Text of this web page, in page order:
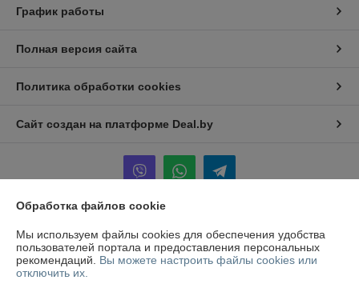
График работы
Полная версия сайта
Политика обработки cookies
Сайт создан на платформе Deal.by
Информация для покупателя
Юридическое лицо:ООО "ТСВкомплект"
Республика Беларусь, г. Минск, ул. Левкова, д.41/2, пом.4/1
Обработка файлов cookie
Мы используем файлы cookies для обеспечения удобства
пользователей портала и предоставления персональных
рекомендаций. Вы можете настроить файлы cookies или
отключить их.